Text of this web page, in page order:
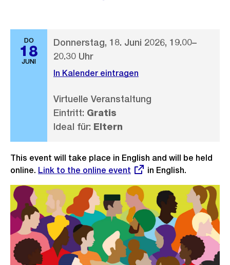
DO
18
JUNI
Donnerstag, 18. Juni 2026, 19.00–
20.30 Uhr
In Kalender eintragen
Virtuelle Veranstaltung
Eintritt: Gratis
Ideal für: Eltern
This event will take place in English and will be held
online. Externer
Link:
Link to the online event in English.